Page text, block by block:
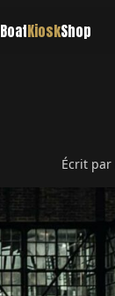
BoatKioskShop
Écrit par